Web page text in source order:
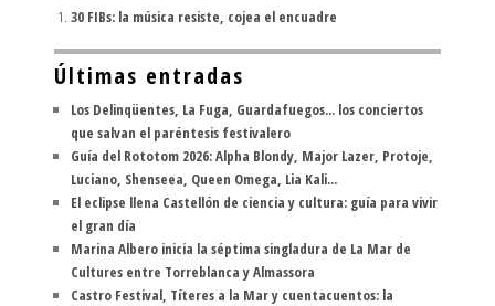
30 FIBs: la música resiste, cojea el encuadre
Últimas entradas
Los Delinqüentes, La Fuga, Guardafuegos... los conciertos
que salvan el paréntesis festivalero
Guía del Rototom 2026: Alpha Blondy, Major Lazer, Protoje,
Luciano, Shenseea, Queen Omega, Lia Kali...
El eclipse llena Castellón de ciencia y cultura: guía para vivir
el gran día
Marina Albero inicia la séptima singladura de La Mar de
Cultures entre Torreblanca y Almassora
Castro Festival, Títeres a la Mar y cuentacuentos: la